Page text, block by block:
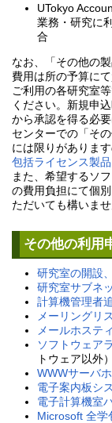
UTokyo
業務・研究に
合
なお、「その他の
費用は所の予算に
ご利用の各研究室
ください。新規申
から承認を得る必
センターでの「そ
には限りがありま
包括ライセンス製品
また、希望するソ
の費用負担にて個
ただいても構いませ
その他の利用
研究室の開設
研究室サブネ
計算機管理者
メーリングリ
メールホステ
ソフトウェア
トウェア以外）
WWWサーバ
電子案内板シ
電子計算機室
Microsoft 全学